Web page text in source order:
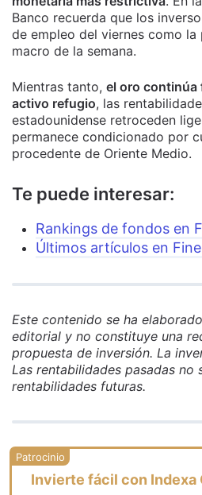
Banco recuerda que los
de empleo del viernes como la
macro de la semana.
Mientras tanto, el oro continúa
activo refugio, las
estadounidense retroceden
permanece condicionado por
procedente de Oriente Medio.
Te puede interesar:
Rankings de fondos en
Últimos artículos en
Este contenido se ha
editorial y no constituye una
propuesta de inversión. La
Las rentabilidades pasadas no
rentabilidades futuras.
Invierte fácil con Indexa